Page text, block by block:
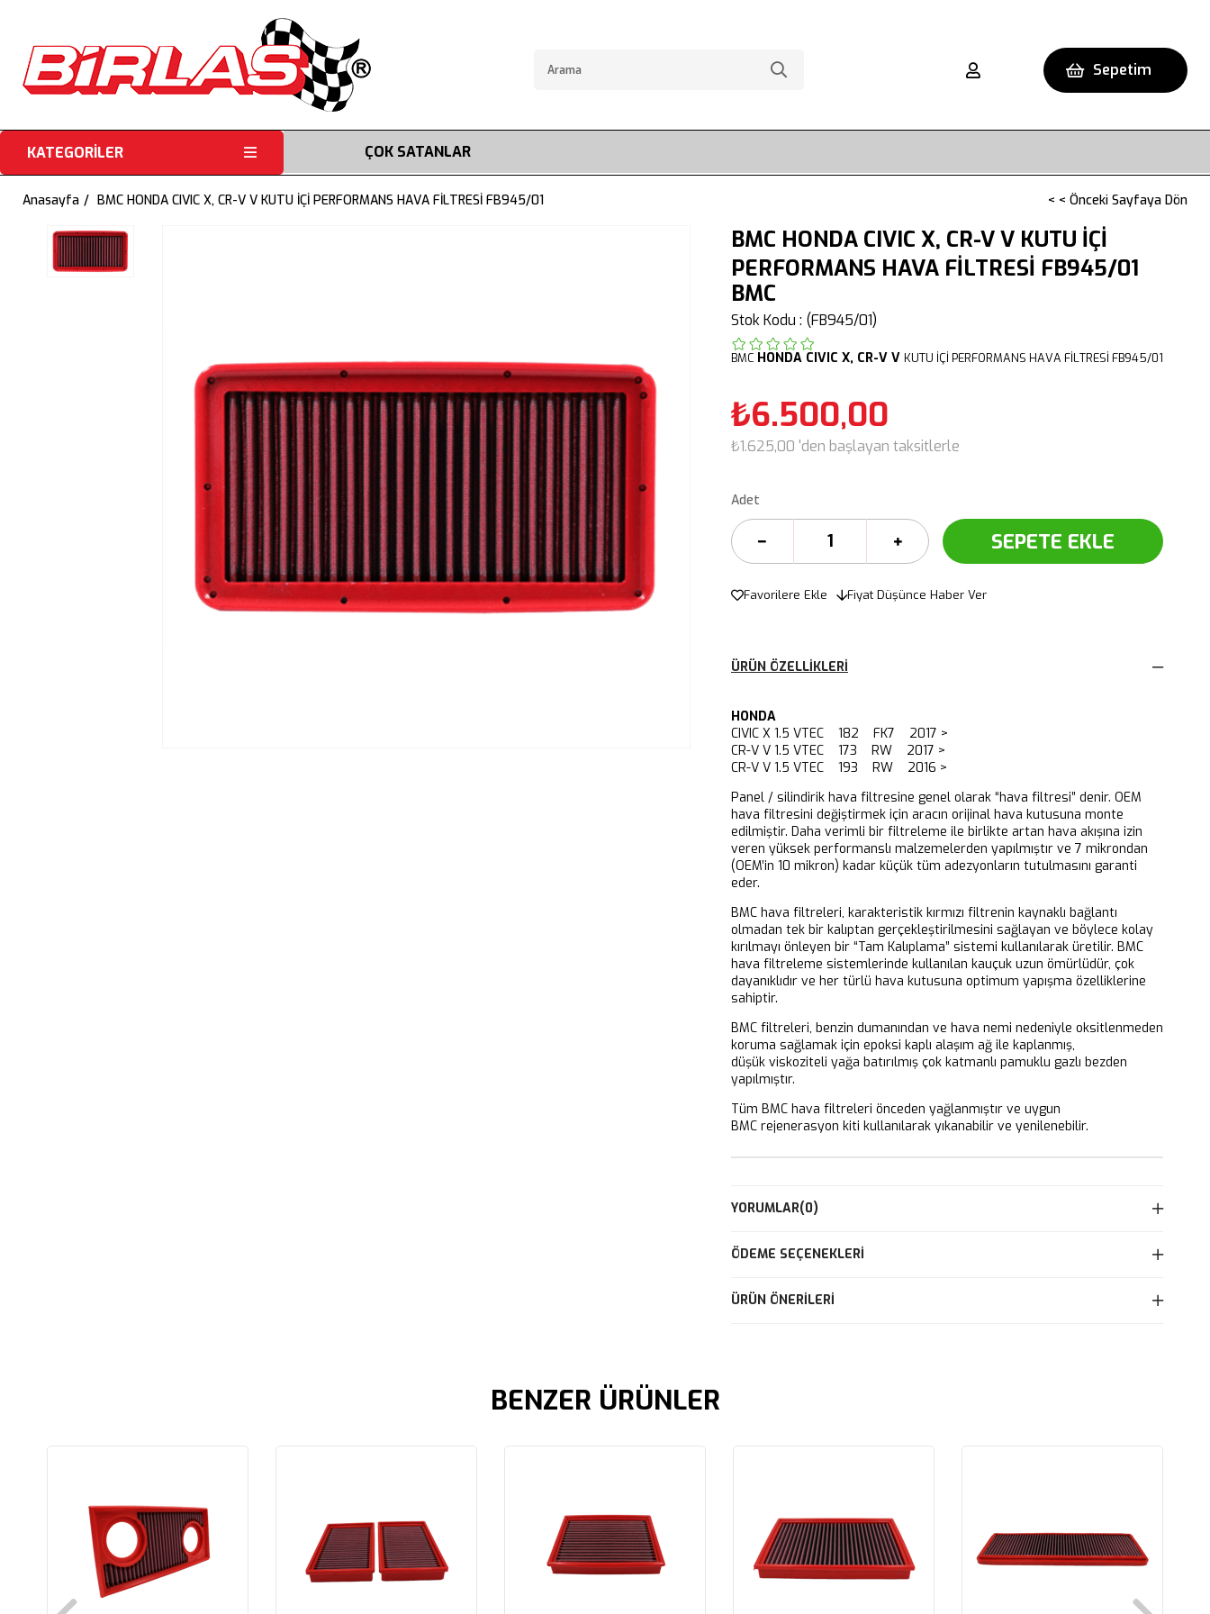
Sepetim
KATEGORİLER ÇOK SATANLAR
Anasayfa BMC HONDA CIVIC X, CR-V V KUTU İÇİ PERFORMANS HAVA FİLTRESİ FB945/01 < < Önceki Sayfaya Dön
BMC HONDA CIVIC X, CR-V V KUTU İÇİ
PERFORMANS HAVA FİLTRESİ FB945/01
BMC
Stok Kodu (FB945/01)
BMC HONDA CIVIC X, CR-V V KUTU İÇİ PERFORMANS HAVA FİLTRESİ FB945/01
₺6.500,00
₺1.625,00 'den başlayan taksitlerle
Adet
Favorilere Ekle Fiyat Düşünce Haber Ver
ÜRÜN ÖZELLIKLERI
HONDA
CIVIC X 1.5 VTEC 182 FK7 2017 >
CR-V V 1.5 VTEC 173 RW 2017 >
CR-V V 1.5 VTEC 193 RW 2016 >
Panel / silindirik hava filtresine genel olarak “hava filtresi” denir. OEM
hava filtresini değiştirmek için aracın orijinal hava kutusuna monte
edilmiştir. Daha verimli bir filtreleme ile birlikte artan hava akışına izin
veren yüksek performanslı malzemelerden yapılmıştır ve 7 mikrondan
(OEM’in 10 mikron) kadar küçük tüm adezyonların tutulmasını garanti
eder.
BMC hava filtreleri, karakteristik kırmızı filtrenin kaynaklı bağlantı
olmadan tek bir kalıptan gerçekleştirilmesini sağlayan ve böylece kolay
kırılmayı önleyen bir “Tam Kalıplama” sistemi kullanılarak üretilir. BMC
hava filtreleme sistemlerinde kullanılan kauçuk uzun ömürlüdür, çok
dayanıklıdır ve her türlü hava kutusuna optimum yapışma özelliklerine
sahiptir.
BMC filtreleri, benzin dumanından ve hava nemi nedeniyle oksitlenmeden
koruma sağlamak için epoksi kaplı alaşım ağ ile kaplanmış,
düşük viskoziteli yağa batırılmış çok katmanlı pamuklu gazlı bezden
yapılmıştır.
Tüm BMC hava filtreleri önceden yağlanmıştır ve uygun
BMC rejenerasyon kiti kullanılarak yıkanabilir ve yenilenebilir.
YORUMLAR(0)
ÖDEME SEÇENEKLERI
ÜRÜN ÖNERILERI
BENZER ÜRÜNLER